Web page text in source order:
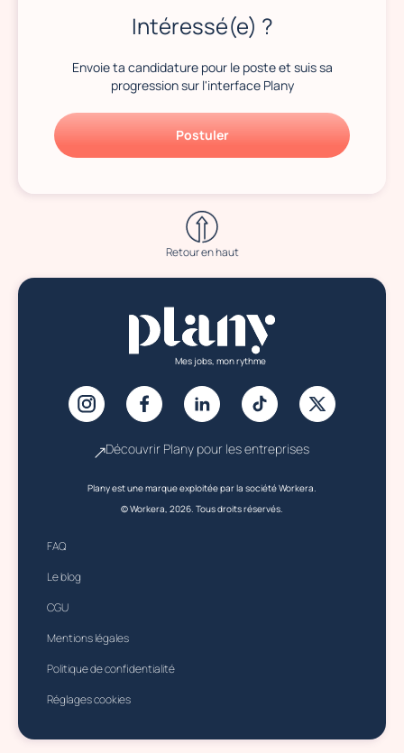
Intéressé(e) ?
Envoie ta candidature pour le poste et suis sa
progression sur l'interface Plany
Postuler
Retour en haut
Mes jobs, mon rythme
Découvrir Plany pour les entreprises
Plany est une marque exploitée par la société Workera.
© Workera, 2026. Tous droits réservés.
FAQ
Le blog
CGU
Mentions légales
Politique de confidentialité
Réglages cookies